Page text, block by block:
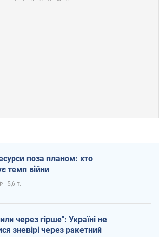
поза планом: хто
темп війни
5,6 т.
через гірше": Україні не
зневірі через ракетний